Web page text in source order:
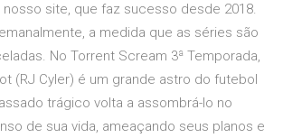
site, que faz sucesso desde 2018.
a medida que as séries são
No Torrent Scream 3ª Temporada,
(RJ Cyler) é um grande astro do futebol
trágico volta a assombrá-lo no
de sua vida, ameaçando seus planos e